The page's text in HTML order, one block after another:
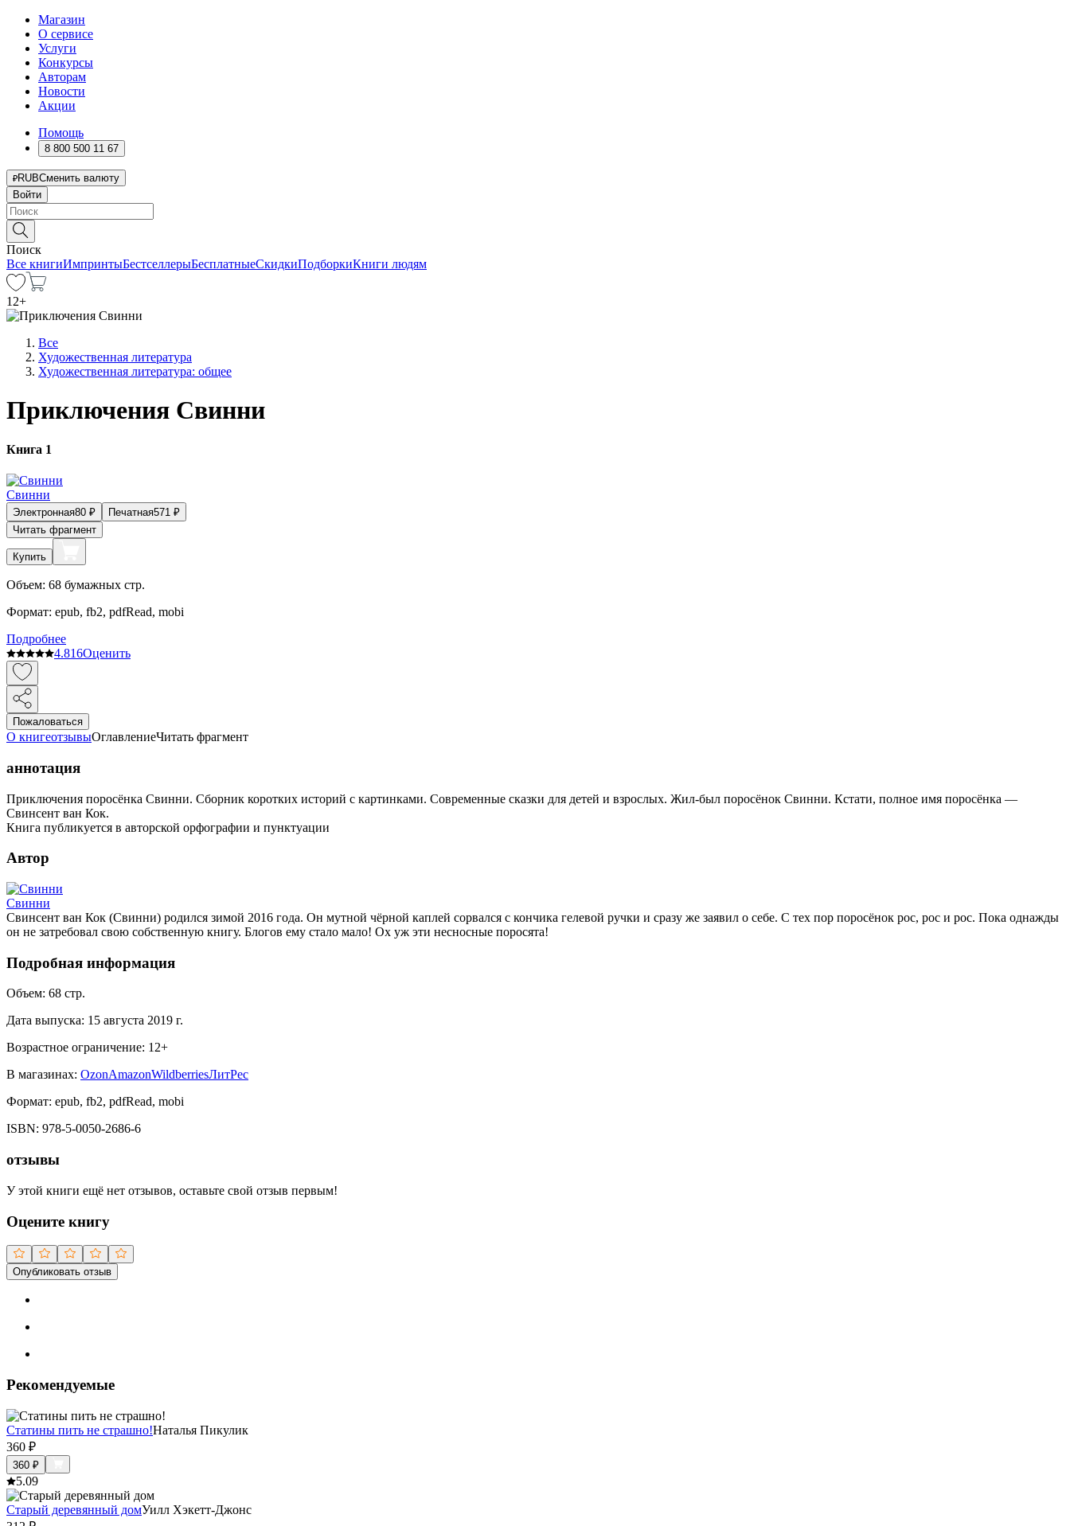
Магазин
О сервисе
Услуги
Конкурсы
Авторам
Новости
Акции
Помощь
8 800 500 11 67
RUBСменить валюту
Войти
Поиск
Все книгиИмпринтыБестселлерыБесплатныеСкидкиПодборкиКниги людям
12+
Все
Художественная литература
Художественная литература: общее
Приключения Свинни
Книга 1
Свинни
Электронная80 ₽ Печатная571 ₽
Читать фрагмент
Купить
Объем: 68 бумажных стр.
Формат: epub, fb2, pdfRead, mobi
Подробнее
4.816Оценить
Пожаловаться
О книгеотзывыОглавлениеЧитать фрагмент
аннотация
Приключения поросёнка Свинни. Сборник коротких историй с картинками. Современные сказки для детей и взрослых. Жил-был поросёнок Свинни. Кстати, полное имя поросёнка —
Свинсент ван Кок.
Книга публикуется в авторской орфографии и пунктуации
Автор
Свинни
Свинсент ван Кок (Свинни) родился зимой 2016 года. Он мутной чёрной каплей сорвался с кончика гелевой ручки и сразу же заявил о себе. С тех пор поросёнок рос, рос и рос. Пока однажды
он не затребовал свою собственную книгу. Блогов ему стало мало! Ох уж эти несносные поросята!
Подробная информация
Объем: 68 стр.
Дата выпуска: 15 августа 2019 г.
Возрастное ограничение: 12+
В магазинах: OzonAmazonWildberriesЛитРес
Формат: epub, fb2, pdfRead, mobi
ISBN: 978-5-0050-2686-6
отзывы
У этой книги ещё нет отзывов, оставьте свой отзыв первым!
Оцените книгу
Опубликовать отзыв
Рекомендуемые
Статины пить не страшно!Наталья Пикулик
360 ₽
360 ₽
5.09
Старый деревянный домУилл Хэкетт-Джонс